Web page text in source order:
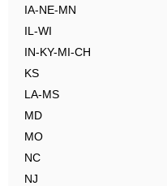
IA-NE-MN
IL-WI
IN-KY-MI-CH
KS
LA-MS
MD
MO
NC
NJ